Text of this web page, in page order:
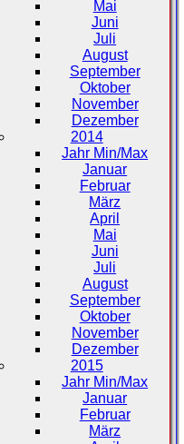
Mai
Juni
Juli
August
September
Oktober
November
Dezember
2014
Jahr Min/Max
Januar
Februar
März
April
Mai
Juni
Juli
August
September
Oktober
November
Dezember
2015
Jahr Min/Max
Januar
Februar
März